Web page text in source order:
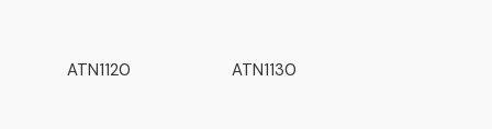
ATN1120 ATN1130